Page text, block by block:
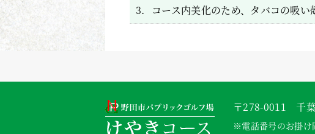
3.
コース内美化のため、タバコの吸い
〒278-0011 千
※電話番号のお掛け